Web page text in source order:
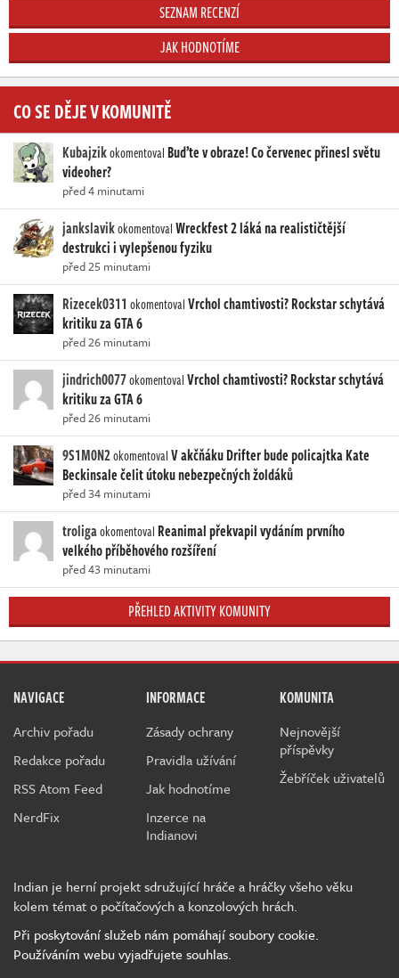
SEZNAM RECENZÍ
JAK HODNOTÍME
CO SE DĚJE V KOMUNITĚ
Kubajzikokomentoval Buďte v obraze! Co červenec přinesl světu
videoher?
před 4 minutami
jankslavikokomentovalWreckfest 2 láká na realističtější
destrukci i vylepšenou fyziku
před 25 minutami
Rizecek0311 okomentovalVrchol chamtivosti? Rockstar schytává
kritiku za GTA 6
před 26 minutami
jindrich0077okomentovalVrchol chamtivosti? Rockstar schytává
kritiku za GTA 6
před 26 minutami
9S1M0N2okomentovalV akčňáku Drifter bude policajtka Kate
Beckinsale čelit útoku nebezpečných žoldáků
před 34 minutami
troligaokomentoval Reanimal překvapil vydáním prvního
velkého příběhového rozšíření
před 43 minutami
PŘEHLED AKTIVITY KOMUNITY
NAVIGACE
Archiv pořadu
Redakce pořadu
RSS Atom Feed
NerdFix
INFORMACE
Zásady ochrany
Pravidla užívání
Jak hodnotíme
Inzerce na
Indianovi
KOMUNITA
Nejnovější
příspěvky
Žebříček uživatelů
Indian je herní projekt sdružující hráče a hráčky všeho věku
kolem témat o počítačových a konzolových hrách.
Při poskytování služeb nám pomáhají soubory cookie.
Používáním webu vyjadřujete souhlas.